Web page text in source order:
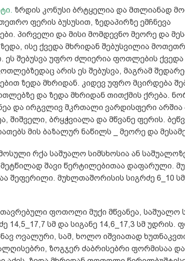
ზრდის კონუსი ბრტყელია და მთლიანად
ფერის ბუსუსით, ზედაპირზე ემჩნევა
პირველი და მისი მომდევნო მეორე და
ისე ქვედა მხრიდან შებუსვილია
ეს შებუსვა უფრო ძლიერია ფოთლების ქვედა
არის ეს შებუსვა, მაგრამ
ზედა მხრიდან. კიდევ უფრო მცირდება
და ზედა მხრიდან თითქმის ქრება.
და ირგვლივ მკრთალი ვარდისფერი არშია
შიშველი, ბრყჭვიალა და მწვანე ფერის.
მის ბაზალურ ნაწილს _ მეორე და
რქა საშუალო სიმსხოსია ან
მეტწილად შავი წერტილებითაა დაფარული.
შეფერილი. მუხლთაშორისის სიგრძე 6_10
ფოთოლი მუქი მწვანეა, საშუალო
14,5_17,7 სმ და სიგანე 14,6_17,3 სმ უდრის.
ოვალური, სამ, ხოლო იშვიათად
ზოგჯერ ძაბრისებრი ფორმისაა და